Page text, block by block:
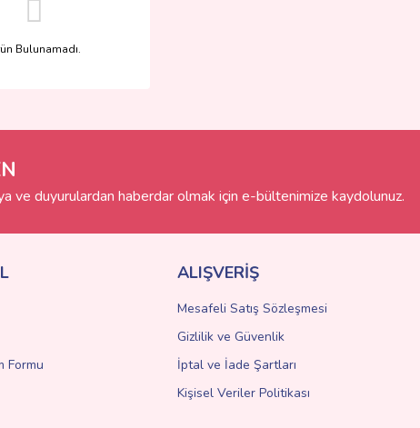
Bulunamadı.
ve duyurulardan haberdar olmak için e-bültenimize kaydolunuz.
Formu
ALIŞVERİŞ
Mesafeli Satış Sözleşmesi
Gizlilik ve Güvenlik
İptal ve İade Şartları
Kişisel Veriler Politikası